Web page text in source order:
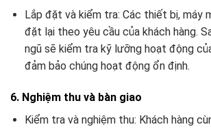
Lắp đặt và kiểm tra: Các thiết bị, máy
đặt lại theo yêu cầu của khách hàng.
ngũ sẽ kiểm tra kỹ lưỡng hoạt động
đảm bảo chúng hoạt động ổn định.
6. Nghiệm thu và bàn giao
Kiểm tra và nghiệm thu: Khách hàng